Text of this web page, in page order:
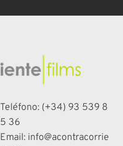
Teléfono: (+34) 93 539 8
5 36
Email: info@acontracorrie